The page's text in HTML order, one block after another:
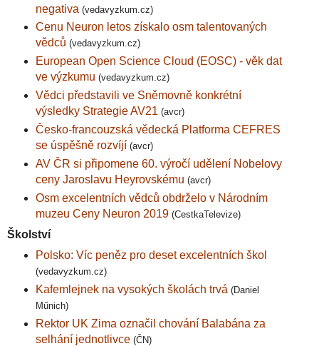
negativa (vedavyzkum.cz)
Cenu Neuron letos získalo osm talentovaných
vědců (vedavyzkum.cz)
European Open Science Cloud (EOSC) - věk dat
ve výzkumu (vedavyzkum.cz)
Vědci představili ve Sněmovně konkrétní
výsledky Strategie AV21 (avcr)
Česko-francouzská vědecká Platforma CEFRES
se úspěšně rozvíjí (avcr)
AV ČR si připomene 60. výročí udělení Nobelovy
ceny Jaroslavu Heyrovskému (avcr)
Osm excelentních vědců obdrželo v Národním
muzeu Ceny Neuron 2019 (CestkaTelevize)
Školství
Polsko: Víc peněz pro deset excelentních škol
(vedavyzkum.cz)
Kafemlejnek na vysokých školách trvá (Daniel
Műnich)
Rektor UK Zima označil chování Balabána za
selhání jednotlivce (ČN)